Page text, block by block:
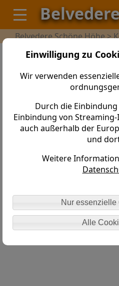
Einwilligung zu
Wir verwenden
Durch die
Einbindung von
auch außerhalb der
und
Weitere
Nur
Alle
Belvedere Schöne Höhe >
Berggaststätte "Schöne
01833 Dürrröhrsdorf-
Telefon / Fax (03 50 26) 9 13
info@schoenehoehe.de
KONTAKT IMPRESSUM